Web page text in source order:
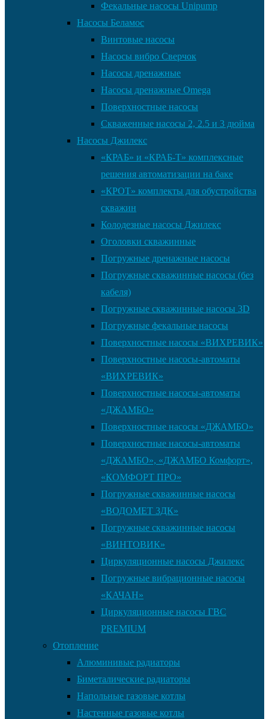
Фекальные насосы Unipump
Насосы Беламос
Винтовые насосы
Насосы вибро Сверчок
Насосы дренажные
Насосы дренажные Omega
Поверхностные насосы
Скваженные насосы 2, 2.5 и 3 дюйма
Насосы Джилекс
«КРАБ» и «КРАБ-Т» комплексные
решения автоматизации на баке
«КРОТ» комплекты для обустройства
скважин
Колодезные насосы Джилекс
Оголовки скважинные
Погружные дренажные насосы
Погружные скважинные насосы (без
кабеля)
Погружные скважинные насосы 3D
Погружные фекальные насосы
Поверхностные насосы «ВИХРЕВИК»
Поверхностные насосы-автоматы
«ВИХРЕВИК»
Поверхностные насосы-автоматы
«ДЖАМБО»
Поверхностные насосы «ДЖАМБО»
Поверхностные насосы-автоматы
«ДЖАМБО», «ДЖАМБО Комфорт»,
«КОМФОРТ ПРО»
Погружные скважинные насосы
«ВОДОМЕТ 3ДК»
Погружные скважинные насосы
«ВИНТОВИК»
Циркуляционные насосы Джилекс
Погружные вибрационные насосы
«КАЧАН»
Циркуляционные насосы ГВС
PREMIUM
Отопление
Алюминивые радиаторы
Биметалические радиаторы
Напольные газовые котлы
Настенные газовые котлы